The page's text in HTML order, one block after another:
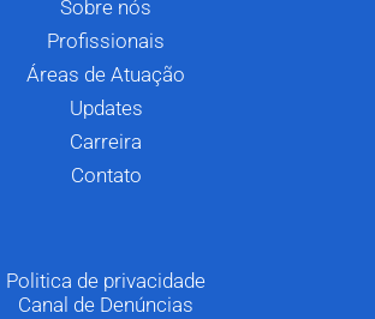
Sobre nós
Profissionais
Áreas de Atuação
Updates
Carreira
Contato
Politica de privacidade
Canal de Denúncias